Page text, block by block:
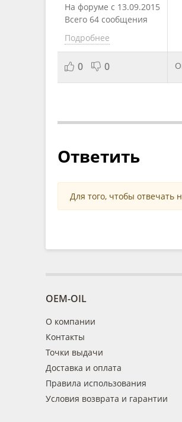
На форуме с 13.09.2015
Всего 64 сообщения
Подробнее
0 0
Ответить
Для того, чтобы
OEM-OIL
О компании
Контакты
Точки выдачи
Доставка и оплата
Правила использования
Условия возврата и гарантии